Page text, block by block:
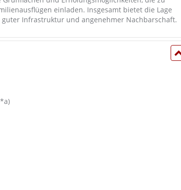
einladen. Insgesamt bietet die Lage
Infrastruktur und angenehmer Nachbarschaft.